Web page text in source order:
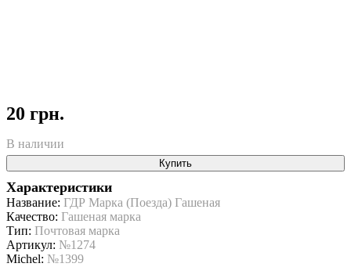
20 грн.
В наличии
Купить
Характеристики
Название: ГДР Марка (Поезда) Гашеная
Качество: Гашеная марка
Тип: Почтовая марка
Артикул: №1274
Michel: №1399